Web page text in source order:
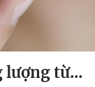
lượng từ...